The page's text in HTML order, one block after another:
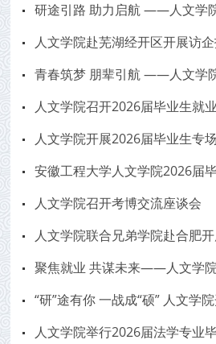
研途引路 助力启航 ——人文学
人文学院赴芜湖经开区开展访
青春筑梦 朋辈引航 ——人文学
人文学院召开2026届毕业生就
人文学院开展2026届毕业生专
安徽工程大学人文学院2026届
人文学院召开考博交流座谈会
人文学院联合兄弟学院赴合肥
聚焦就业 共谋未来——人文学
“研”途有你 一战成“硕” 人文学
人文学院举行2026届法学专业